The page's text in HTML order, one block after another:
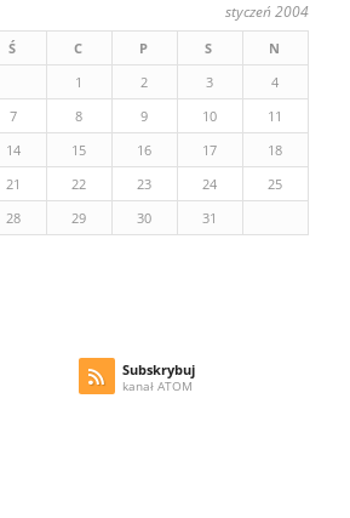
styczeń 2004
Ś C P S
N
1
2 3
4
7 8 9 10
11
14 15 16 17
18
21 22 23 24
25
28 29 30 31
Subskrybuj
kanał ATOM